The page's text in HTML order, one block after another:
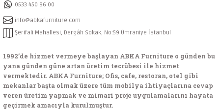
0533 450 96 00
info@abkafurniture.com
Şerifali Mahallesi, Dergâh Sokak, No:59 Ümraniye İstanbul
1992’de hizmet vermeye başlayan ABKA Furniture o günden bu
yana günden güne artan üretim tecrübesi ile hizmet
vermektedir. ABKA Furniture; Ofis, cafe, restoran, otel gibi
mekanlar başta olmak üzere tüm mobilya ihtiyaçlarına cevap
veren üretim yapmak ve mimari proje uygulamalarını hayata
geçirmek amacıyla kurulmuştur.